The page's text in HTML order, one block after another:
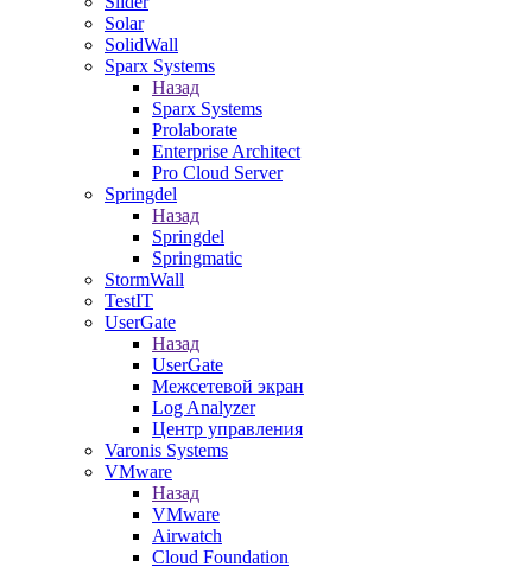
Solar
SolidWall
Sparx Systems
Назад
Sparx Systems
Prolaborate
Enterprise Architect
Pro Cloud Server
Springdel
Назад
Springdel
Springmatic
StormWall
TestIT
UserGate
Назад
UserGate
Межсетевой экран
Log Analyzer
Центр управления
Varonis Systems
VMware
Назад
VMware
Airwatch
Cloud Foundation